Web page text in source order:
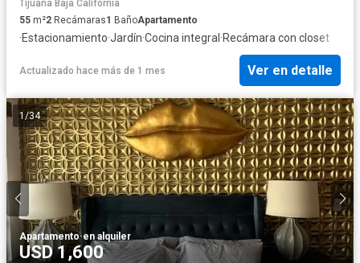
Tijuana Baja California
55 m²2 Recámaras1 BañoApartamento
·Estacionamiento·Jardín·Cocina integral ·Recámara con closet
Actualizado hace más de 1 mes Ver en detalle
1 /34
Apartamento·en alquiler
USD 1,600